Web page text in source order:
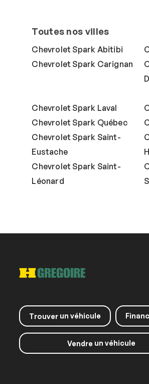
Toutes nos villes
Chevrolet Spark Abitibi
Chevrolet Spark Carignan
Chevrolet Spark Laval
Chevrolet Spark Québec
Chevrolet Spark Saint-
Eustache
Chevrolet Spark Saint-
Léonard
Trouver un véhicule
Vendre un véhicule